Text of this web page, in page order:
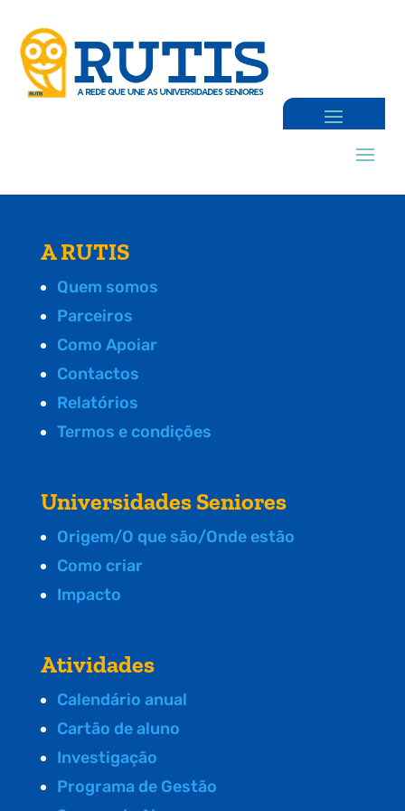
A RUTIS
Quem somos
Parceiros
Como Apoiar
Contactos
Relatórios
Termos e condições
Universidades Seniores
Origem/O que são/Onde estão
Como criar
Impacto
Atividades
Calendário anual
Cartão de aluno
Investigação
Programa de Gestão